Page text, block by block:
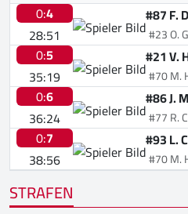
0:4
28:51
#87 F.
#23 O.
0:5
35:19
#21 V.
#70 M.
0:6
36:24
#86 J.
#77 R.
0:7
38:56
#93 L.
#70 M.
STRAFEN